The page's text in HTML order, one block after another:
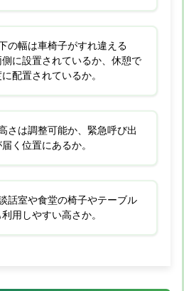
の幅は車椅子がすれ違える
に設置されているか、休憩で
配置されているか。
さは調整可能か、緊急呼び出
く位置にあるか。
話室や食堂の椅子やテーブル
用しやすい高さか。